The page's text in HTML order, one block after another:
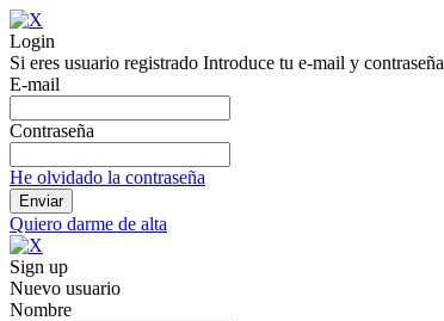
Login
Si eres usuario registrado Introduce tu e-mail y contraseña
E-mail
Contraseña
He olvidado la contraseña
Quiero darme de alta
Sign up
Nuevo usuario
Nombre